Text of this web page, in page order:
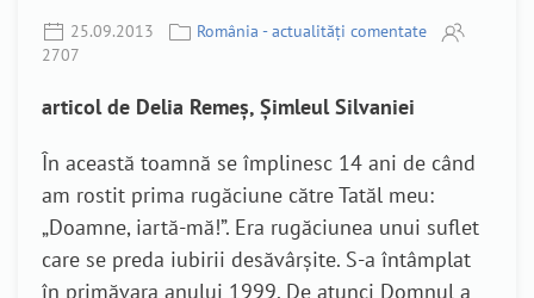
25.09.2013
România - actualități comentate
2707
articol de Delia Remeș, Șimleul Silvaniei
În această toamnă se împlinesc 14 ani de când
am rostit prima rugăciune către Tatăl meu:
„Doamne, iartă-mă!”. Era rugăciunea unui suflet
care se preda iubirii desăvârșite. S-a întâmplat
în primăvara anului 1999. De atunci Domnul a